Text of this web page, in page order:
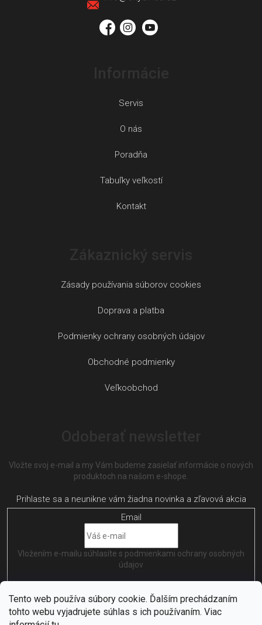
Tento web používa súbory cookie. Ďalším prechádzaním
tohto webu vyjadrujete súhlas s ich používaním. Viac
Servis
O nás
Poradňa
Tabuľky veľkostí
Kontakt
Zásady používania súborov cookies
Doprava a platba
Podmienky ochrany osobných údajov
Obchodné podmienky
Veľkoobchod
Vložte svoj e-mail a my Vám budeme zasielať informácie o nových
produktoch na našom e-shope.
Email
Vložením e-mailu súhlasíte s podmienkami ochrany osobných
údajov
PRIHLÁSIŤ SA